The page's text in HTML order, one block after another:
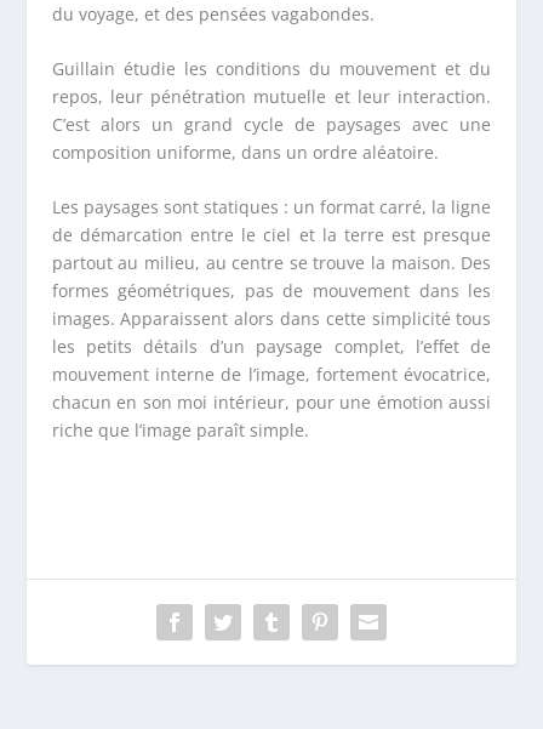
du voyage, et des pensées vagabondes.
Guillain étudie les conditions du mouvement et du
repos, leur pénétration mutuelle et leur interaction.
C’est alors un grand cycle de paysages avec une
composition uniforme, dans un ordre aléatoire.
Les paysages sont statiques : un format carré, la ligne
de démarcation entre le ciel et la terre est presque
partout au milieu, au centre se trouve la maison. Des
formes géométriques, pas de mouvement dans les
images. Apparaissent alors dans cette simplicité tous
les petits détails d’un paysage complet, l’effet de
mouvement interne de l’image, fortement évocatrice,
chacun en son moi intérieur, pour une émotion aussi
riche que l’image paraît simple.